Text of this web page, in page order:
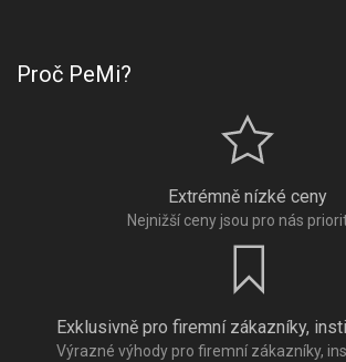
Proč PeMi?
Extrémně nízké ceny
Nejnižší ceny jsou pro nás
Exklusivně pro firemní zákazníky,
Výrazné výhody pro firemní zákazníky,